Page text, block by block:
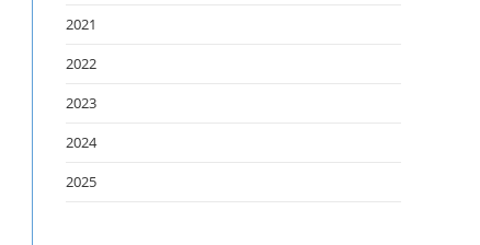
2021
2022
2023
2024
2025